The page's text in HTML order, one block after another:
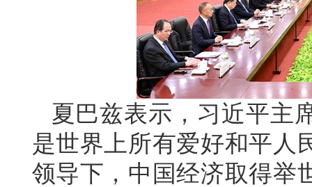
夏巴兹表示，习近平主
是世界上所有爱好和平人
领导下，中国经济取得举